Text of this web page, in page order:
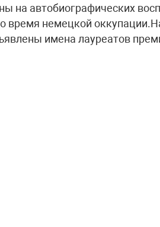
на автобиографических
время немецкой
имена лауреатов